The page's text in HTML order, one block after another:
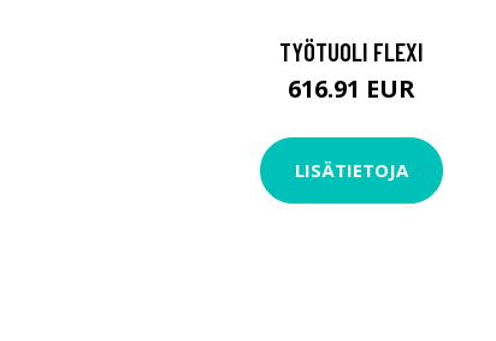
TYÖTUOLI FLEXI
616.91 EUR
LISÄTIETOJA